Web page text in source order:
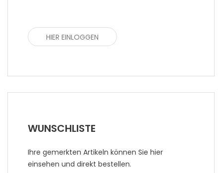
HIER EINLOGGEN
WUNSCHLISTE
Ihre gemerkten Artikeln können Sie hier
einsehen und direkt bestellen.